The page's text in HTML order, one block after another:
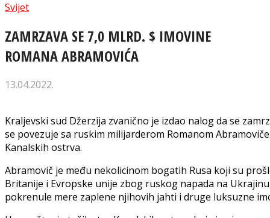
Svijet
ZAMRZAVA SE 7,0 MLRD. $ IMOVINE
ROMANA ABRAMOVIĆA
13.04.2022.
Kraljevski sud Džerzija zvanično je izdao nalog da se
se povezuje sa ruskim milijarderom Romanom
Kanalskih ostrva.
Abramovič je među nekolicinom bogatih Rusa koji su
Britanije i Evropske unije zbog ruskog napada na
pokrenule mere zaplene njihovih jahti i druge luksuzne